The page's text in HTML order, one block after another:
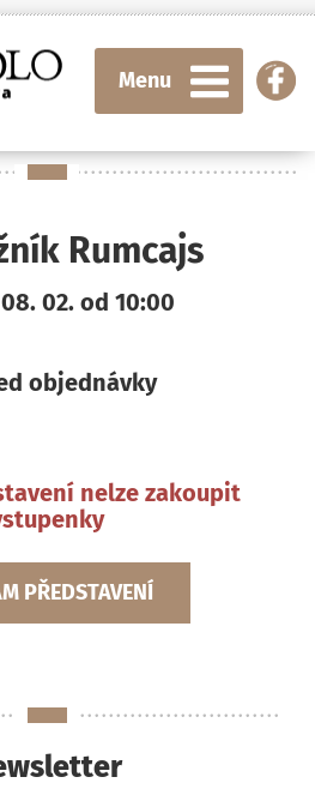
Menu
Rumcajs
02. od 10:00
objednávky
nelze zakoupit
PŘEDSTAVENÍ